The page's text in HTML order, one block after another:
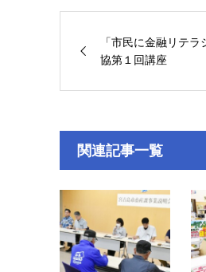
「市民に金融リテ
協第１回講座
関連記事一覧